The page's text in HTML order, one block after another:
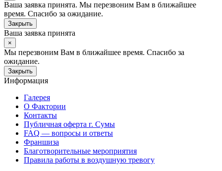
Ваша заявка принята. Мы перезвоним Вам в ближайшее
время. Спасибо за ожидание.
Закрыть
Ваша заявка принята
×
Мы перезвоним Вам в ближайшее время. Спасибо за
ожидание.
Закрыть
Информация
Галерея
О Фактории
Контакты
Публичная оферта г. Сумы
FAQ — вопросы и ответы
Франшиза
Благотворительные мероприятия
Правила работы в воздушную тревогу